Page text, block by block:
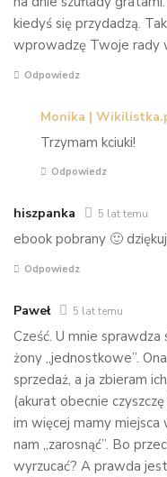
kiedyś się przydadzą.
wprowadzę Twoje rady
Odpowiedz
Monika |
Trzymam kciuki!
Odpowiedz
hiszpanka 5 lat temu
ebook pobrany 🙂
Odpowiedz
Paweł 5 lat temu
Cześć. U mnie sprawdza
żony „jednostkowe”.
sprzedaż, a ja zbieram
(akurat obecnie
im więcej mamy miejsca
nam „zarosnąć”. Bo
wyrzucać? A prawda